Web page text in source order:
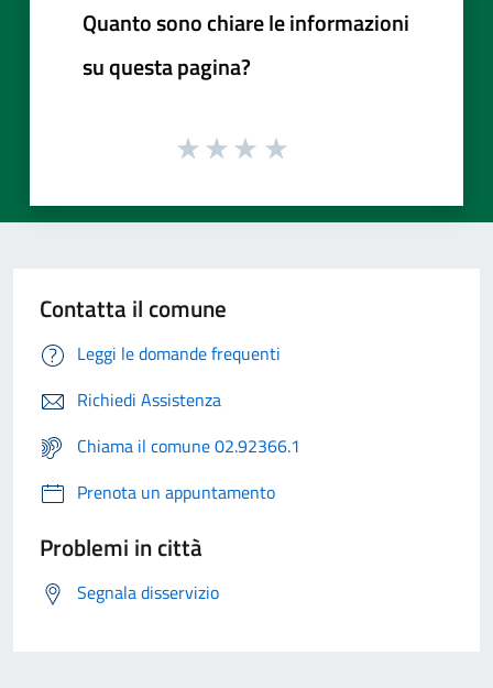
Quanto sono chiare le informazioni
su questa pagina?
Contatta il comune
Leggi le domande frequenti
Richiedi Assistenza
Chiama il comune 02.92366.1
Prenota un appuntamento
Problemi in città
Segnala disservizio